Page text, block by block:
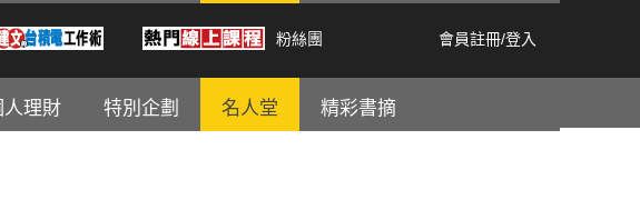
粉絲團 會員註冊/登入
人理財 特別企劃 名人堂 精彩書摘